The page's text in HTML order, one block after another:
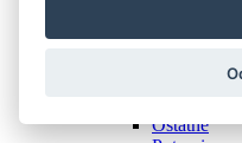
Domáce
Ostatné